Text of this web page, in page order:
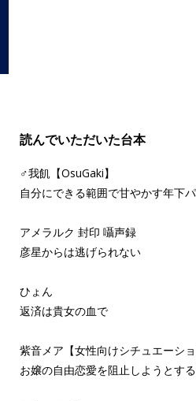
読んでいただいた台本
♂我飢【OsuGaki】
自分にできる範囲で甘やかす年下
アメラルク 封印 囁声録
彦星からは逃げられない
ひょん
返済は貴女の血で
紫音メア【女性向けシチュエーシ
お嬢の自由恋愛を阻止しようとす